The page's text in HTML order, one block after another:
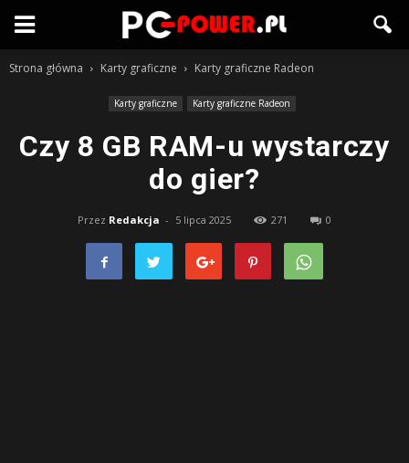
Strona główna Karty graficzne Karty graficzne Radeon
Karty graficzne Karty graficzne Radeon
Czy 8 GB RAM-u wystarczy
do gier?
Przez Redakcja - 5 lipca 2025 271 0